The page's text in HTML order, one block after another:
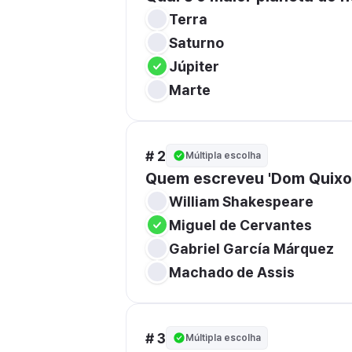
Terra
Saturno
Júpiter
Marte
# 2 Múltipla escolha
Quem escreveu 'Dom
William Shakespeare
Miguel de Cervantes
Gabriel García Márquez
Machado de Assis
# 3 Múltipla escolha